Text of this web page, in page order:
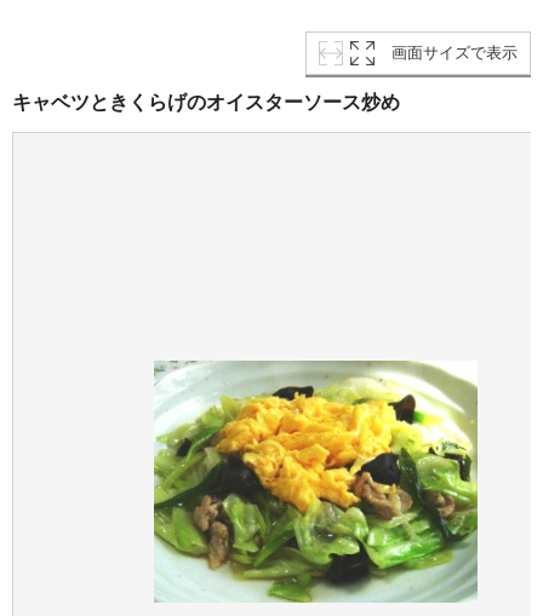
画面サイズで表示
キャベツときくらげのオイスターソース炒め